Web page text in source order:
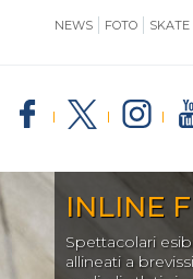
NEWS FOTO
INLINE
Spettacolari
allineati a